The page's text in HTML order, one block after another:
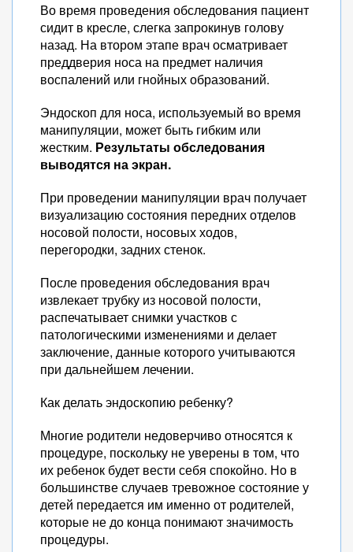
Во время проведения обследования пациент
сидит в кресле, слегка запрокинув голову
назад. На втором этапе врач осматривает
преддверия носа на предмет наличия
воспалений или гнойных образований.
Эндоскоп для носа, используемый во время
манипуляции, может быть гибким или
жестким. Результаты обследования
выводятся на экран.
При проведении манипуляции врач получает
визуализацию состояния передних отделов
носовой полости, носовых ходов,
перегородки, задних стенок.
После проведения обследования врач
извлекает трубку из носовой полости,
распечатывает снимки участков с
патологическими изменениями и делает
заключение, данные которого учитываются
при дальнейшем лечении.
Как делать эндоскопию ребенку?
Многие родители недоверчиво относятся к
процедуре, поскольку не уверены в том, что
их ребенок будет вести себя спокойно. Но в
большинстве случаев тревожное состояние у
детей передается им именно от родителей,
которые не до конца понимают значимость
процедуры.